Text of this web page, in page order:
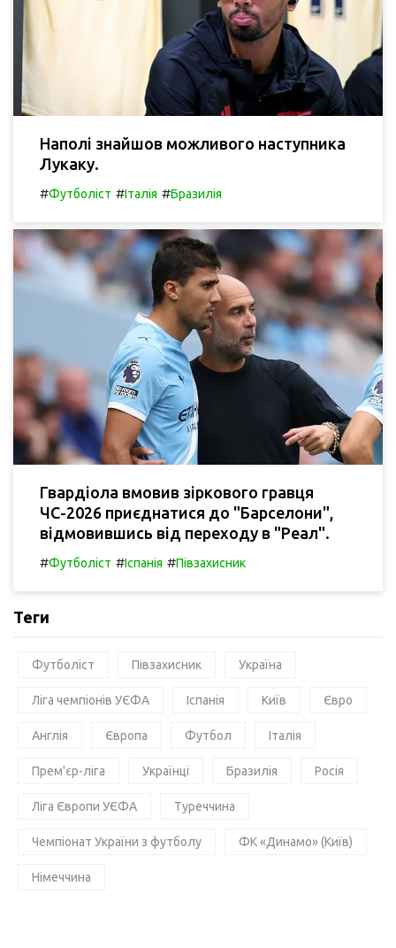
Наполі знайшов можливого наступника
Лукаку.
#Футболіст #Італія #Бразилія
Гвардіола вмовив зіркового гравця
ЧС-2026 приєднатися до "Барселони",
відмовившись від переходу в "Реал".
#Футболіст #Іспанія #Півзахисник
Теги
Футболіст Півзахисник Україна
Ліга чемпіонів УЄФА Іспанія Київ Євро
Англія Європа Футбол Італія
Прем'єр-ліга Українці Бразилія Росія
Ліга Європи УЄФА Туреччина
Чемпіонат України з футболу ФК «Динамо» (Київ)
Німеччина